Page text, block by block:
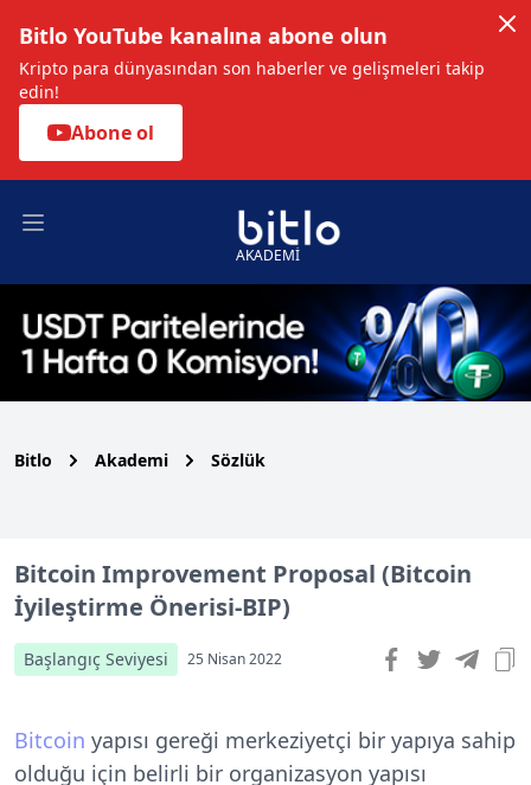
Bitlo YouTube kanalına abone olun
Kripto para dünyasından son haberler ve gelişmeleri takip
edin!
Abone ol
Open main menu
AKADEMİ
Bitlo Akademi Sözlük
Bitcoin Improvement Proposal (Bitcoin
İyileştirme Önerisi-BIP)
Başlangıç Seviyesi 25 Nisan 2022
Bitcoin yapısı gereği merkeziyetçi bir yapıya sahip
olduğu için belirli bir organizasyon yapısı